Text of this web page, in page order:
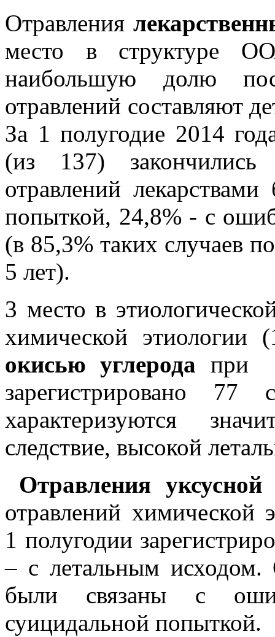
Отравления
место в структуре
наибольшую долю
отравлений составляют
За 1 полугодие 2014
(из 137)
отравлений
попыткой, 24,8% - с
(в 85,3% таких случаев
5 лет).
3 место в
химической этиологии
окисью углерода при
зарегистрировано 77
характеризуются
следствие, высокой
Отравления
отравлений химической
1 полугодии
– с летальным исходом.
были связаны с
суицидальной попыткой.